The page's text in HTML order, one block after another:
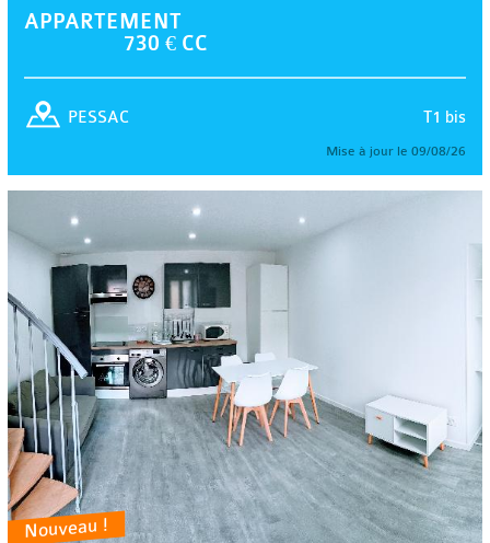
APPARTEMENT
730 € CC
T1 bis
PESSAC
Mise à jour le 09/08/26
Nouveau !